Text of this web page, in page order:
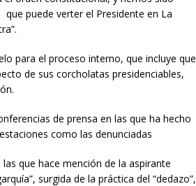
puede verter el Presidente en La
para el proceso interno, que incluye que
de sus corcholatas presidenciables,
de prensa en las que ha hecho
como las denunciadas
que hace mención de la aspirante
surgida de la práctica del “dedazo”,